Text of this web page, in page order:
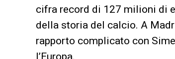
cifra record di 127 milioni di
della storia del calcio. A
rapporto complicato con
l’Europa.